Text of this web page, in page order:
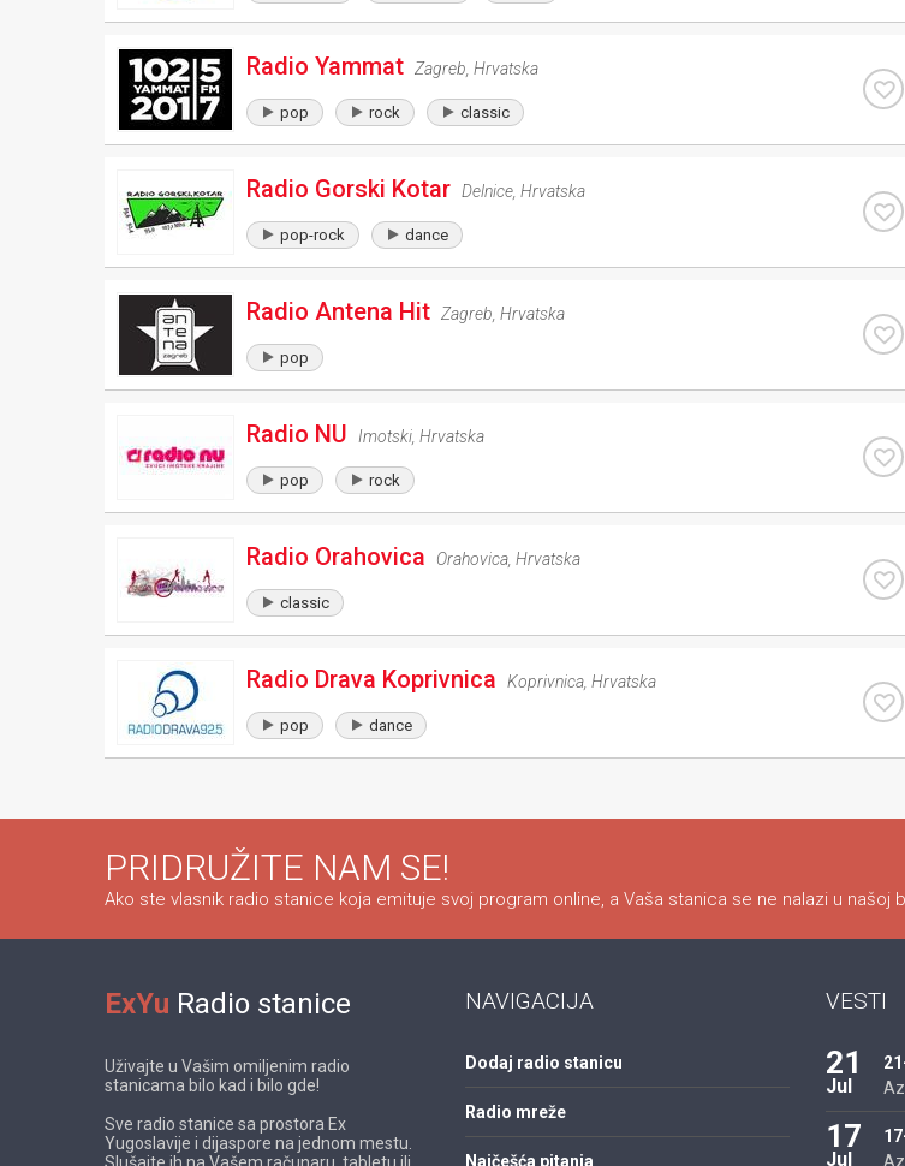
Radio Yammat Zagreb Hrvatska
pop rock classic
Radio Gorski Kotar Delnice Hrvatska
pop-rock dance
Radio Antena Hit Zagreb Hrvatska
pop
Radio NU Imotski Hrvatska
pop rock
Radio Orahovica Orahovica Hrvatska
classic
Radio Drava Koprivnica Koprivnica Hrvatska
pop dance
PRIDRUŽITE NAM SE!
Ako ste vlasnik radio stanice koja emituje svoj program online, a Vaša stanica se ne nalazi u našoj
ExYu Radio stanice
Uživajte u Vašim omiljenim radio
stanicama bilo kad i bilo gde!
Sve radio stanice sa prostora Ex
Yugoslavije i dijaspore na jednom mestu.
NAVIGACIJA
Dodaj radio stanicu
Radio mreže
Najčešća pitanja
VESTI
21
Jul
17
Jul